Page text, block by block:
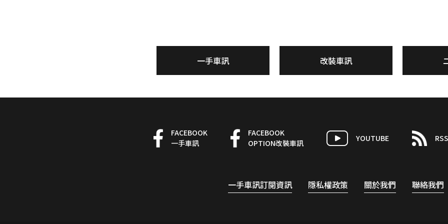
一手車訊 改裝車訊
FACEBOOK
一手車訊
FACEBOOK
OPTION改裝車訊
YOUTUBE RSS
一手車訊訂閱資訊 隱私權政策 關於我們 聯絡我們